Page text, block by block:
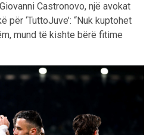
Castronovo, një avokat
për ‘TuttoJuve’: “Nuk kuptohet
mund të kishte bërë fitime